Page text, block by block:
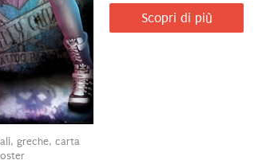
greche, carta
Scopri di più